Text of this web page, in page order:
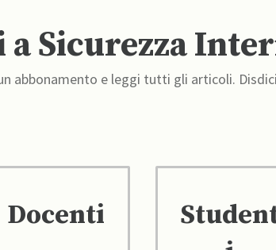
Sicurezza
abbonamento e leggi tutti gli articoli.
Docenti